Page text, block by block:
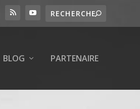
BLOG PARTENAIRE